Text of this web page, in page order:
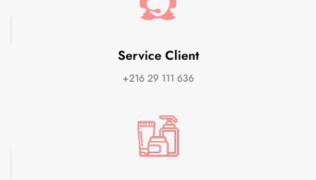
Service Client
+216 29 111 636